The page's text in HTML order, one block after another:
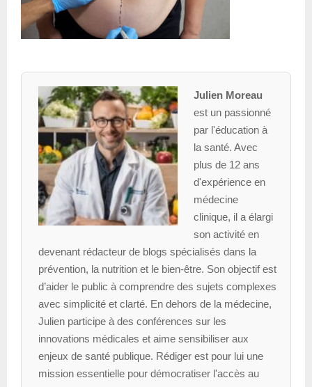
Julien Moreau
est un passionné
par l'éducation à
la santé. Avec
plus de 12 ans
d'expérience en
médecine
clinique, il a élargi
son activité en
devenant rédacteur de blogs spécialisés dans la
prévention, la nutrition et le bien-être. Son objectif est
d’aider le public à comprendre des sujets complexes
avec simplicité et clarté. En dehors de la médecine,
Julien participe à des conférences sur les
innovations médicales et aime sensibiliser aux
enjeux de santé publique. Rédiger est pour lui une
mission essentielle pour démocratiser l'accès au